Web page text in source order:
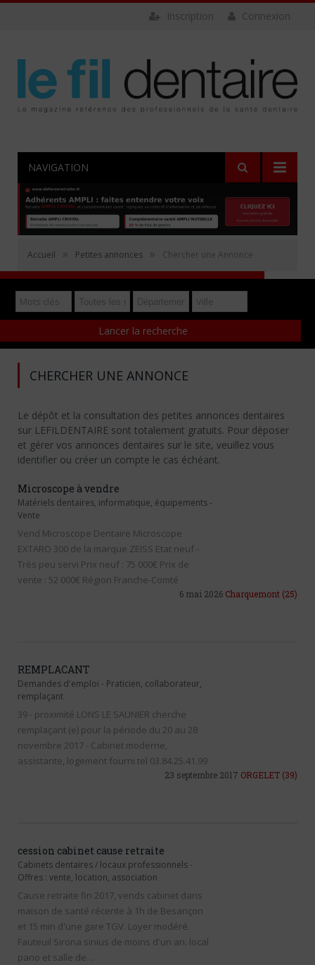
Connexion
Inscription
NAVIGATION
Accueil » Petites annonces » Chercher une Annonce
Rechercher
Déposer gratuitement une annonce
CHERCHER UNE ANNONCE
Le dépôt et la consultation des petites annonces dentaires
sur LEFILDENTAIRE sont totalement gratuits. Pour déposer
et gérer vos annonces dentaires sur le site, veuillez vous
identifier ou créer un compte le cas échéant.
Microscope à vendre
Matériels dentaires, informatique, équipements -
Vente
Vend Microscope Dentaire Microscope
EXTARO 300 de la marque ZEISS Etat neuf -
Très peu servi Prix neuf : 75 000€ Prix de
vente : 52 000€ Région Franche-Comté
6 mai 2026 Charquemont (25)
REMPLACANT
Demandes d'emploi - Praticien, collaborateur,
remplaçant
39 - proximité LONS LE SAUNIER cherche
remplaçant (e) pour la période du 20 au 28
novembre 2017 - Cabinet moderne,
assistante, logement fourni tel 03.84.25.41.99
23 septembre 2017 ORGELET (39)
cession cabinet cause retraite
Cabinets dentaires / locaux professionnels -
Offres : vente, location, association
Cause retraite fin 2017, vends cabinet dans
maison de santé récente à 1h de Besançon
et 15 min d'une gare TGV. Loyer modéré.
Fauteuil Sirona sinius de moins d'un an. local
pano et salle de…